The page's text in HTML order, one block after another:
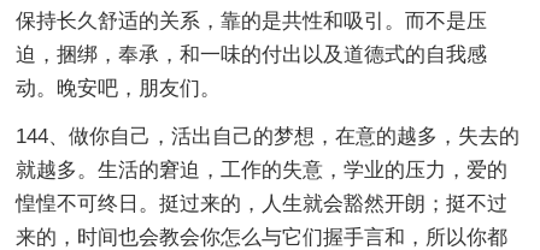
保持长久舒适的关系，靠的是共性和吸引。而不是压
迫，捆绑，奉承，和一味的付出以及道德式的自我感
动。晚安吧，朋友们。
144、做你自己，活出自己的梦想，在意的越多，失去的
就越多。生活的窘迫，工作的失意，学业的压力，爱的
惶惶不可终日。挺过来的，人生就会豁然开朗；挺不过
来的，时间也会教会你怎么与它们握手言和，所以你都